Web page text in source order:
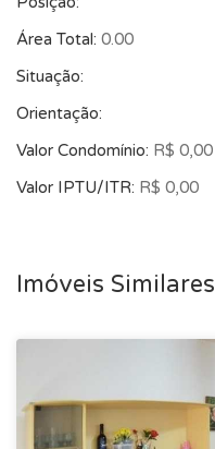
Área Total: 0.00
Situação:
Orientação:
Valor Condomínio: R$ 0,00
Valor IPTU/ITR: R$ 0,00
Imóveis Similares